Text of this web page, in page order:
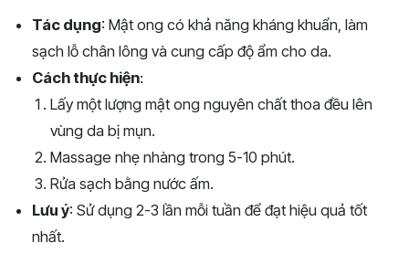
Tác dụng: Mật ong có khả năng kháng khuẩn, làm
sạch lỗ chân lông và cung cấp độ ẩm cho da.
Cách thực hiện:
Lấy một lượng mật ong nguyên chất thoa đều lên
vùng da bị mụn.
Massage nhẹ nhàng trong 5-10 phút.
Rửa sạch bằng nước ấm.
Lưu ý: Sử dụng 2-3 lần mỗi tuần để đạt hiệu quả tốt
nhất.